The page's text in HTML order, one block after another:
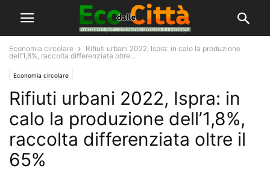
Economia circolare
Rifiuti urbani 2022, Ispra: in calo la produzione
dell’1,8%, raccolta differenziata oltre...
Economia circolare
Rifiuti urbani 2022, Ispra: in
calo la produzione dell’1,8%,
raccolta differenziata oltre il
65%